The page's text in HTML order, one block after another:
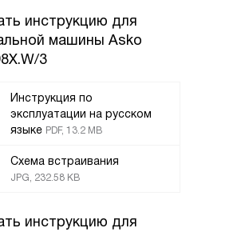
инструкцию для
машины Asko
3
Инструкция по
эксплуатации на русском
языке PDF, 13.2 MB
Схема встраивания
JPG, 232.58 KB
инструкцию для